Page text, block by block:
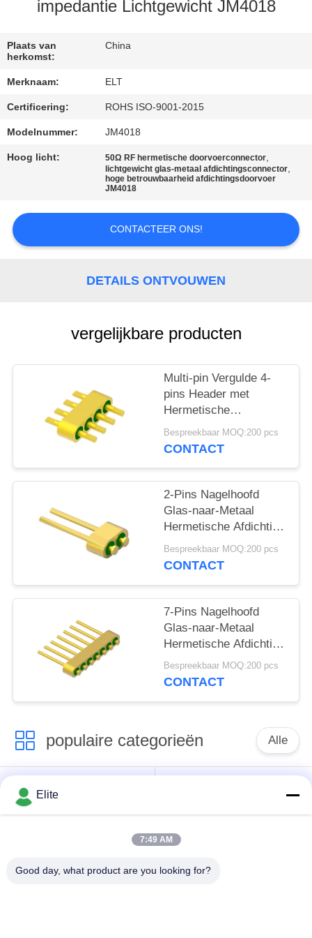
VERZOEK
OM EEN
CITAAT
SHOW
SITEMAP
POLICY
impedantie Lichtgewicht JM4018
Plaats van
herkomst:
China
Merknaam: ELT
Certificering: ROHS ISO-9001-2015
Modelnummer: JM4018
Hoog licht: 50Ω RF hermetische doorvoerconnector,
lichtgewicht glas-metaal afdichtingsconnector,
hoge betrouwbaarheid afdichtingsdoorvoer
JM4018
CONTACTEER ONS!
DETAILS ONTVOUWEN
vergelijkbare producten
Multi-pin Vergulde 4-
pins Header met
Hermetische
Connectoren MC-677-
JH voor Glasmateriaal
Bespreekbaar MOQ:200 pcs
CONTACT
2-Pins Nagelhoofd
Glas-naar-Metaal
Hermetische Afdichting
Header Met Gouddraad
Verbindingsoppervlak
Bespreekbaar MOQ:200 pcs
CONTACT
7-Pins Nagelhoofd
Glas-naar-Metaal
Hermetische Afdichting
Header Met Gouddraad
Bindingsoppervlak MC-
Bespreekbaar MOQ:200 pcs
CONTACT
populaire categorieën Alle
De Schakelaar van
SMA rf
Elite
7:49 AM
Good day, what product are you looking for?